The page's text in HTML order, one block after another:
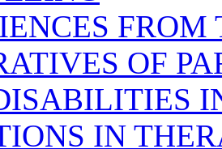
OF
IN